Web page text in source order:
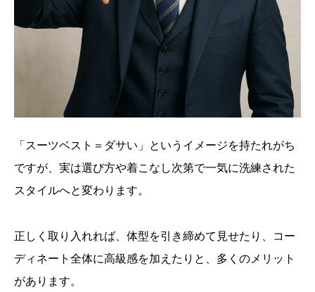
「スーツベスト＝ダサい」というイメージを持たれがち
ですが、実は選び方や着こなし次第で一気に洗練された
スタイルへと変わります。
正しく取り入れれば、体型を引き締めて見せたり、コー
ディネート全体に高級感を加えたりと、多くのメリット
があります。